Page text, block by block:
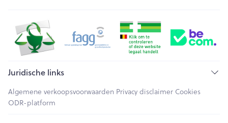
Juridische links
Algemene verkoopsvoorwaarden Privacy disclaimer Cookies
ODR-platform